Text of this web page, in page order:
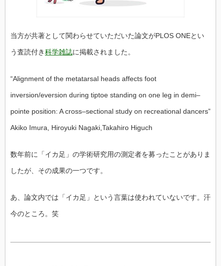
当方が共著として関わらせていただいた論文がPLOS ONEとい
う査読付き科学雑誌に掲載されました。
“Alignment of the metatarsal heads affects foot
inversion/eversion during tiptoe standing on one leg in demi–
pointe position: A cross–sectional study on recreational dancers”
Akiko Imura, Hiroyuki Nagaki,Takahiro Higuch
数年前に「イカ足」 の学術研究用の測定者を募ったことがありま
したが、 その成果の一つです。
あ、論文内では「イカ足」という言葉は使われていないです。汗
今のところ。笑